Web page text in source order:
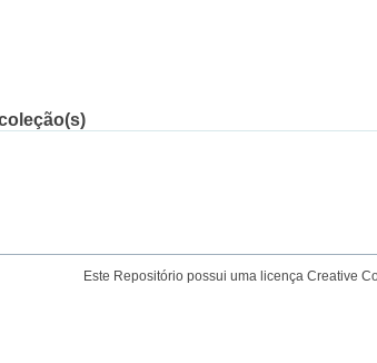
Este Repositório possui uma licença Creative